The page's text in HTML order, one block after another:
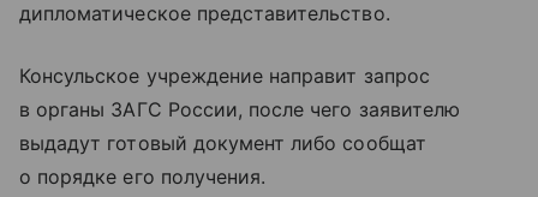
дипломатическое представительство.
Консульское учреждение направит запрос
в органы ЗАГС России, после чего заявителю
выдадут готовый документ либо сообщат
о порядке его получения.